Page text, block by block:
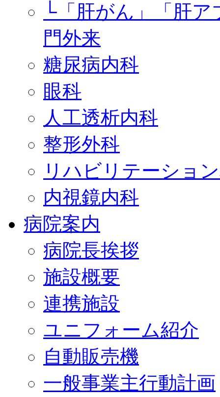
└「肝がん」「肝
門外来
糖尿病内科
眼科
人工透析内科
整形外科
リハビリテーショ
内視鏡内科
病院案内
病院長挨拶
施設概要
連携施設
ユニフォーム紹介
自動販売機
一般事業主行動計画